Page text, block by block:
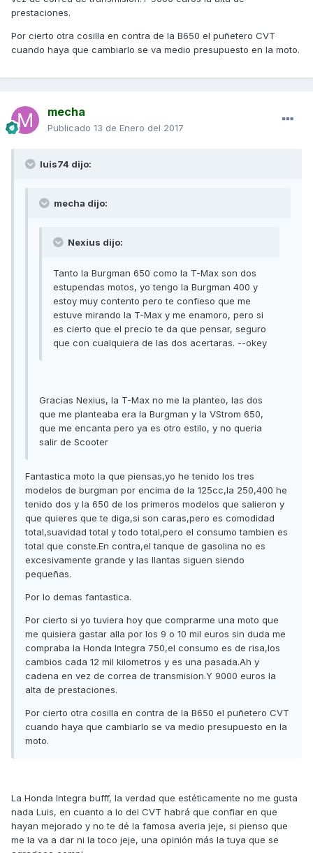
prestaciones.
Por cierto otra cosilla en contra de la B650 el puñetero CVT
cuando haya que cambiarlo se va medio presupuesto en la moto.
mecha
Publicado 13 de Enero del 2017
luis74 dijo:
mecha dijo:
Nexius dijo:
Tanto la Burgman 650 como la T-Max son dos
estupendas motos, yo tengo la Burgman 400 y
estoy muy contento pero te confieso que me
estuve mirando la T-Max y me enamoro, pero si
es cierto que el precio te da que pensar, seguro
que con cualquiera de las dos acertaras. --okey
Gracias Nexius, la T-Max no me la planteo, las dos
que me planteaba era la Burgman y la VStrom 650,
que me encanta pero ya es otro estilo, y no queria
salir de Scooter
Fantastica moto la que piensas,yo he tenido los tres
modelos de burgman por encima de la 125cc,la 250,400 he
tenido dos y la 650 de los primeros modelos que salieron y
que quieres que te diga,si son caras,pero es comodidad
total,suavidad total y todo total,pero el consumo tambien es
total que conste.En contra,el tanque de gasolina no es
excesivamente grande y las llantas siguen siendo
pequeñas.
Por lo demas fantastica.
Por cierto si yo tuviera hoy que comprarme una moto que
me quisiera gastar alla por los 9 o 10 mil euros sin duda me
compraba la Honda Integra 750,el consumo es de risa,los
cambios cada 12 mil kilometros y es una pasada.Ah y
cadena en vez de correa de transmision.Y 9000 euros la
alta de prestaciones.
Por cierto otra cosilla en contra de la B650 el puñetero CVT
cuando haya que cambiarlo se va medio presupuesto en la
moto.
La Honda Integra bufff, la verdad que estéticamente no me gusta
nada Luis, en cuanto a lo del CVT habrá que confiar en que
hayan mejorado y no te dé la famosa averia jeje, si pienso que
me la va a dar ni la toco jeje, una opinión más la tuya que se